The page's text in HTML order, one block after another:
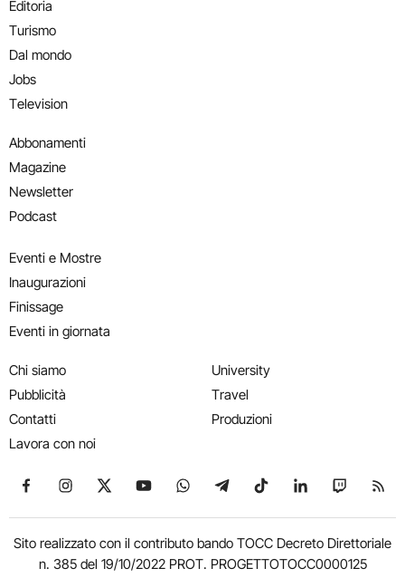
Editoria
Turismo
Dal mondo
Jobs
Television
Abbonamenti
Magazine
Newsletter
Podcast
Eventi e Mostre
Inaugurazioni
Finissage
Eventi in giornata
Chi siamo
Pubblicità
Contatti
Lavora con noi
University
Travel
Produzioni
Seguici su Facebook
Seguici su Instagram
Seguici su X
Seguici su YouTube
Seguici su WhatsApp
Seguici su Telegram
Seguici su TikTok
Seguici su
Seguici
Sito realizzato con il contributo bando TOCC Decreto Direttoriale
n. 385 del 19/10/2022 PROT. PROGETTOTOCC0000125